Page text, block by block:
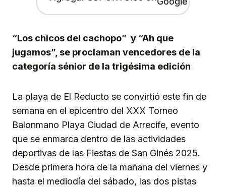
“Los chicos del cachopo” y “Ah que
jugamos”, se proclaman vencedores de la
categoría sénior de la trigésima edición
La playa de El Reducto se convirtió este fin de
semana en el epicentro del XXX Torneo
Balonmano Playa Ciudad de Arrecife, evento
que se enmarca dentro de las actividades
deportivas de las Fiestas de San Ginés 2025.
Desde primera hora de la mañana del viernes y
hasta el mediodía del sábado, las dos pistas